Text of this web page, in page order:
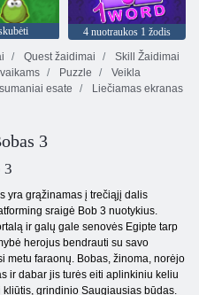
4 nuotraukos 1 žodis
Quest žaidimai
Skill Žaidimai
Puzzle
Veikla
esate
Liečiamas ekranas
3
3
yra grąžinamas į trečiąjį dalis
sraigė Bob 3 nuotykius.
ir galų gale senovės Egipte tarp
herojus bendrauti su savo
metu faraonų. Bobas, žinoma, norėjo
ir dabar jis turės eiti aplinkiniu keliu
grindinio Saugiausias būdas.